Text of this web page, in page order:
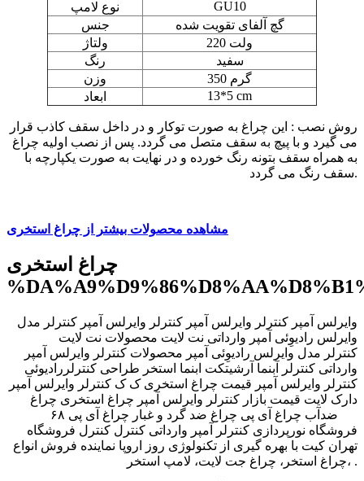
نوع لامپ
GU10
جنس
گچ آلفای تقویت شده
ولتاژ
220 ولت
رنگ
سفید
وزن
350 گرم
ابعاد
13*5 cm
روش نصب : این چراغ به صورت توکار و در داخل سقف کاذب قرار
می گیرد و با پیچ به سقف متصل می گردد. پس از نصب اولیه چراغ
به همراه سقف بتونه رنگ خورده و در نهایت به صورت یکپارچه با
سقف رنگ می گردد.
مشاهده محصولات بیشتر از چراغ استخری
چراغ استخری
وایرلس آمپر کنترلر وایرلس آمپر کنترلر وایرلس آمپر کنترلر مدل
وایرلس رادیوِئی آمپر وارداتی نت لایت محصولات نت لایت
محصولات ‫کنترلر وایرلس آمپر ‬‎ کنترلر مدل وایرلس رادیوِئی آمپر
وارداتی کنترلر آبنما آرشیتکت ابنما استخر طراحی کنترلررادیوئی
کنترلر وایرلس آمپر قیمت چراغ استخری ک ک ‫کنترلر وایرلس آمپر
ضدآب چراغ آی پی چراغ ضد گرد و غبار چراغ آی پی ۶۸ ‎ ‎
فروشگاه نورپردازی کنترلر آمپر وارداتی کنترل کنترل فروشگاه
تهران کیت با بهره گیری از تکنولوژی روز اروپا نماینده فروش انواع
چراغ استخر، چراغ جت لایت، لامپ استخر، .